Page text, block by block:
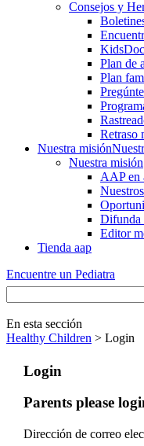
Consejos y
Plan de
Plan
Retraso
Nuestra misión
Nuestra misión
AAP en
Difunda
Editor
Tienda aap
Encuentre un Pediatra
En esta sección
Healthy Children > Login
Login
Parents please
Dirección de correo